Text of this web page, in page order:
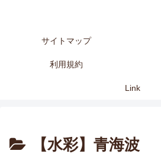
サイトマップ
利用規約
Link
【水彩】青海波